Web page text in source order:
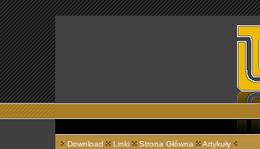
Download Linki Strona Główna Artykuły